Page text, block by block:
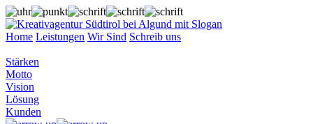
Home Leistungen Wir Sind Schreib uns
Stärken
Motto
Vision
Lösung
Kunden